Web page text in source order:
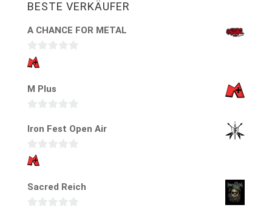
BESTE VERKÄUFER
A CHANCE FOR METAL
0
o
M Plus
v
n
Iron Fest Open Air
0
o
Sacred Reich